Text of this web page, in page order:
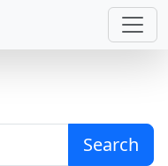
Search